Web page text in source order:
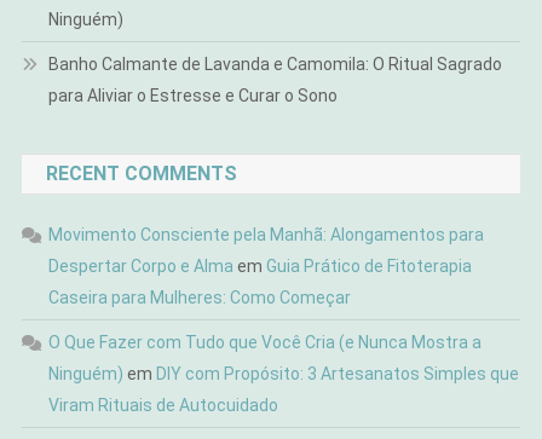
Ninguém)
Banho Calmante de Lavanda e Camomila: O Ritual Sagrado
para Aliviar o Estresse e Curar o Sono
RECENT COMMENTS
Movimento Consciente pela Manhã: Alongamentos para
Despertar Corpo e Alma em Guia Prático de Fitoterapia
Caseira para Mulheres: Como Começar
O Que Fazer com Tudo que Você Cria (e Nunca Mostra a
Ninguém) em DIY com Propósito: 3 Artesanatos Simples que
Viram Rituais de Autocuidado